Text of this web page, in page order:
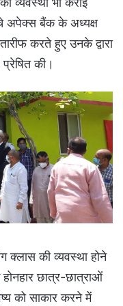
अपेक्स बैंक के अध्यक्ष
करते हुए उनके द्वारा
की।
क्लास की व्यवस्था होने
छात्र-छात्राओं
को साकार करने में